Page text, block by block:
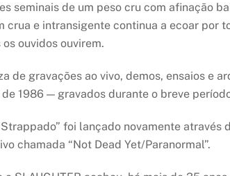
seminais de um peso cru com afinação
crua e intransigente continua a ecoar por
ouvidos ouvirem.
de gravações ao vivo, demos, ensaios e
de 1986 — gravados durante o breve
foi lançado novamente
chamada “Not Dead Yet/Paranormal”.